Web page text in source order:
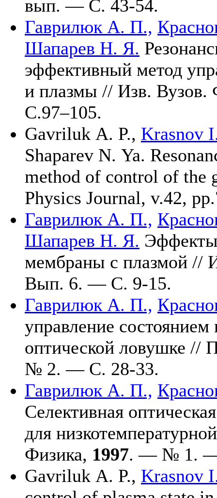
вып. — С. 43-54.
Гаврилюк А. П.,
Шапарев Н. Я.
эффективный метод
и плазмы // Изв.
С.97–105.
Gavriluk A. P., Krasnov
Shaparev N. Ya.
method of control of the
Physics Journal, v.42,
Гаврилюк А. П.,
Шапарев Н. Я. Эффекты
мембраны с плазмой //
Вып. 6. — C. 9-15.
Гаврилюк А. П.,
управление
оптической ловушке
№ 2. — С. 28-33.
Гаврилюк А. П.,
Селективная
для
Физика, 1997. — № 1.
Gavriluk A. P., Krasnov